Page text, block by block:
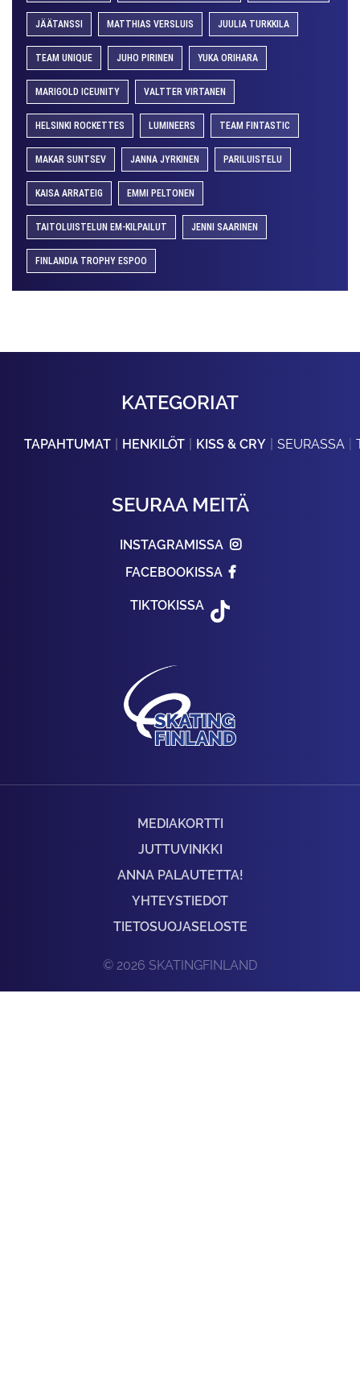
JÄÄTANSSI MATTHIAS VERSLUIS JUULIA TURKKILA
TEAM UNIQUE JUHO PIRINEN YUKA ORIHARA
MARIGOLD ICEUNITY VALTTER VIRTANEN
HELSINKI ROCKETTES LUMINEERS TEAM FINTASTIC
MAKAR SUNTSEV JANNA JYRKINEN PARILUISTELU
KAISA ARRATEIG EMMI PELTONEN
TAITOLUISTELUN EM-KILPAILUT JENNI SAARINEN
FINLANDIA TROPHY ESPOO
KATEGORIAT
TAPAHTUMAT HENKILÖT KISS & CRY SEURASSA
SEURAA MEITÄ
INSTAGRAMISSA
FACEBOOKISSA
TIKTOKISSA
MEDIAKORTTI
JUTTUVINKKI
ANNA PALAUTETTA!
YHTEYSTIEDOT
TIETOSUOJASELOSTE
© 2026 SKATINGFINLAND